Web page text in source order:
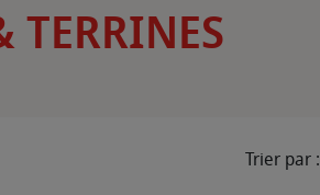
TERRINES
Trier par :